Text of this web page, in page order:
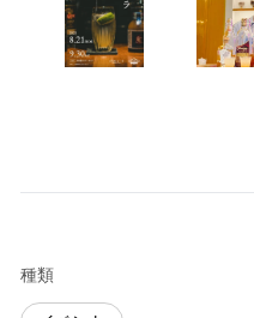
種類